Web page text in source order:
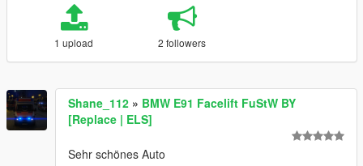
1 upload 2 followers
Shane_112 » BMW E91 Facelift FuStW BY
[Replace | ELS]
Sehr schönes Auto